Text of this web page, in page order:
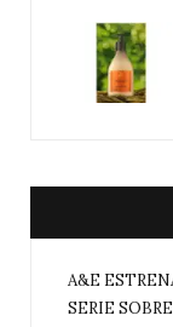
A&E
SERIE